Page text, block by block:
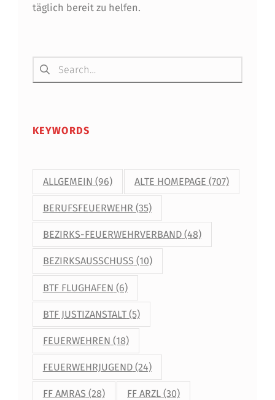
täglich bereit zu helfen.
Suchen nach:
KEYWORDS
ALLGEMEIN (96) ALTE HOMEPAGE (707)
BERUFSFEUERWEHR (35)
BEZIRKS-FEUERWEHRVERBAND(48)
BEZIRKSAUSSCHUSS (10)
BTF FLUGHAFEN (6)
BTF JUSTIZANSTALT(5)
FEUERWEHREN (18)
FEUERWEHRJUGEND(24)
FF AMRAS (28) FF ARZL (30)